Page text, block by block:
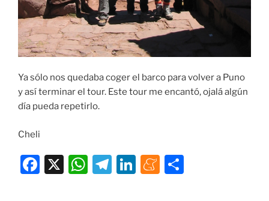
Ya sólo nos quedaba coger el barco para volver a Puno
y así terminar el tour. Este tour me encantó, ojalá algún
día pueda repetirlo.
Cheli
F
X
W T
Li M